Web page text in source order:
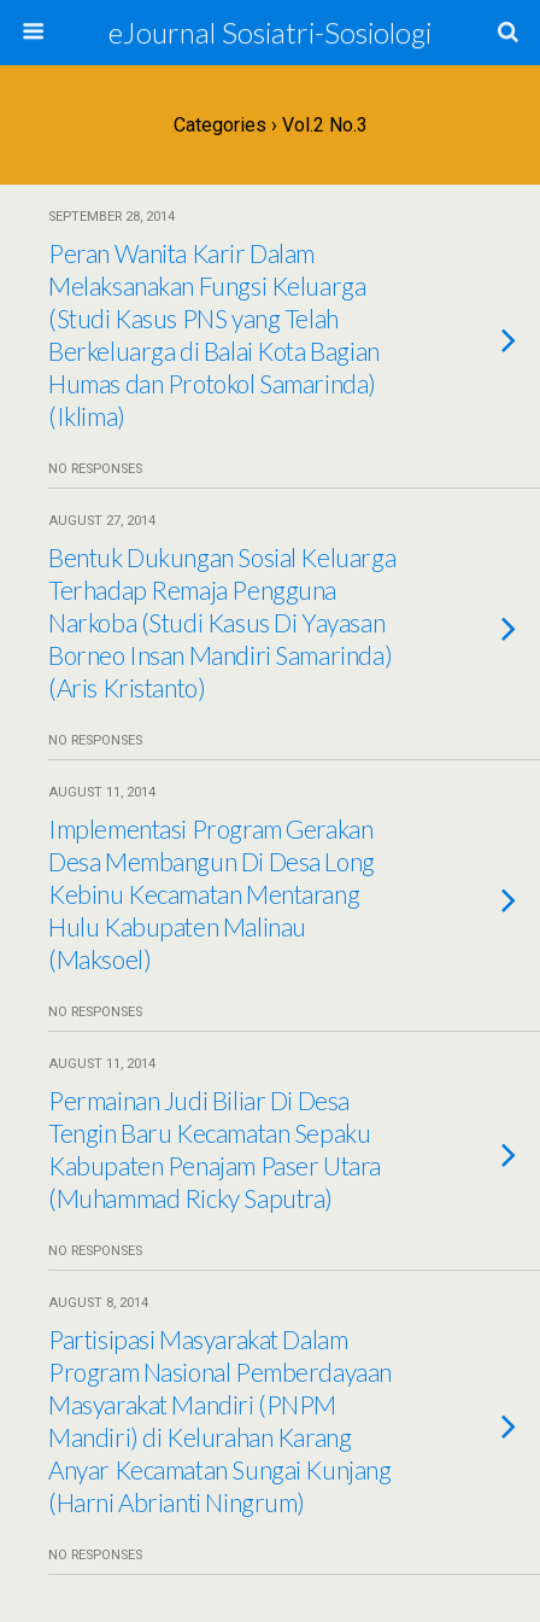
eJournal Sosiatri-Sosiologi
Categories › Vol.2 No.3
SEPTEMBER 28, 2014
Peran Wanita Karir Dalam
Melaksanakan Fungsi Keluarga
(Studi Kasus PNS yang Telah
Berkeluarga di Balai Kota Bagian
Humas dan Protokol Samarinda)
(Iklima)
NO RESPONSES
AUGUST 27, 2014
Bentuk Dukungan Sosial Keluarga
Terhadap Remaja Pengguna
Narkoba (Studi Kasus Di Yayasan
Borneo Insan Mandiri Samarinda)
(Aris Kristanto)
NO RESPONSES
AUGUST 11, 2014
Implementasi Program Gerakan
Desa Membangun Di Desa Long
Kebinu Kecamatan Mentarang
Hulu Kabupaten Malinau
(Maksoel)
NO RESPONSES
AUGUST 11, 2014
Permainan Judi Biliar Di Desa
Tengin Baru Kecamatan Sepaku
Kabupaten Penajam Paser Utara
(Muhammad Ricky Saputra)
NO RESPONSES
AUGUST 8, 2014
Partisipasi Masyarakat Dalam
Program Nasional Pemberdayaan
Masyarakat Mandiri (PNPM
Mandiri) di Kelurahan Karang
Anyar Kecamatan Sungai Kunjang
(Harni Abrianti Ningrum)
NO RESPONSES